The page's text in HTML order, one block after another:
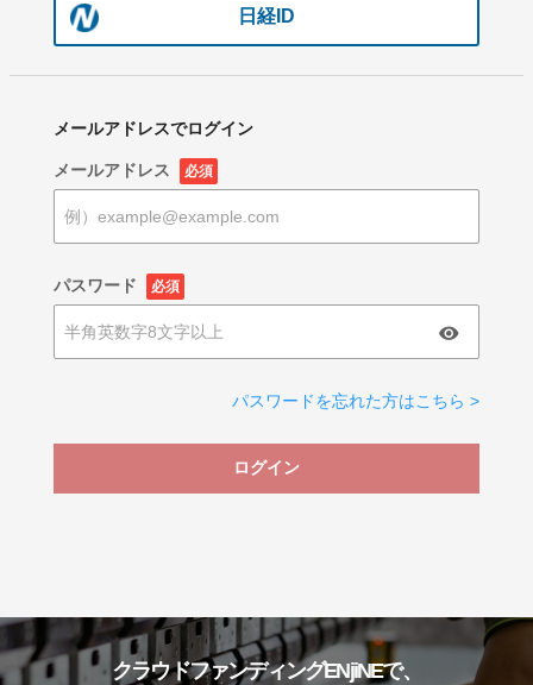
日経ID
メールアドレスでログイン
メールアドレス 必須
パスワード 必須
パスワードを忘れた方はこちら >
ログイン
クラウドファンディングENjiNEで、